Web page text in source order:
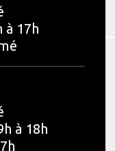
à 17h
à 18h